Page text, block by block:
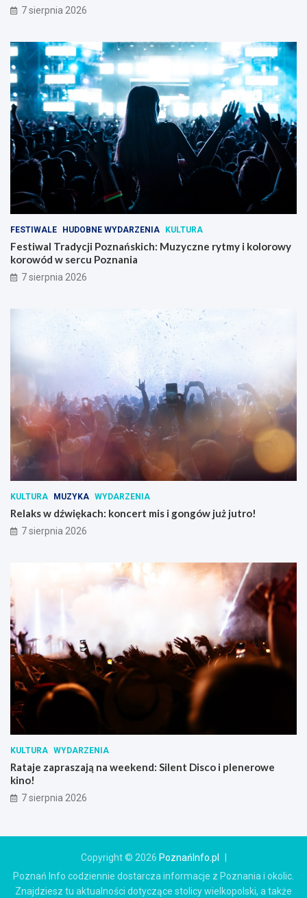
7 sierpnia 2026
FESTIWALE HUDOBNE WYDARZENIA KULTURA
Festiwal Tradycji Poznańskich: Muzyczne rytmy i kolorowy
korowód w sercu Poznania
7 sierpnia 2026
KULTURA MUZYKA WYDARZENIA
Relaks w dźwiękach: koncert mis i gongów już jutro!
7 sierpnia 2026
KULTURA WYDARZENIA
Rataje zapraszają na weekend: Silent Disco i plenerowe
kino!
7 sierpnia 2026
Copyright © 2026 PoznańInfo.pl
Poznań Info codziennie dostarcza informacje z Poznania i okolic.
Znajdziesz tu aktualności dotyczące stolicy wielkopolski, a także